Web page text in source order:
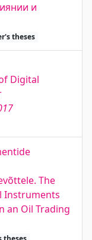
и
theses
Digital
The
Instruments
an Oil Trading